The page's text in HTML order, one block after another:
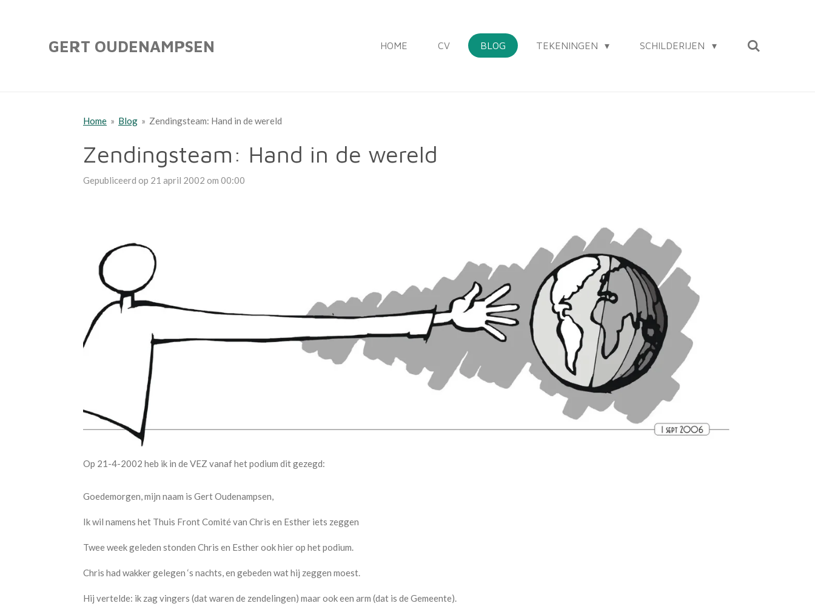
GERT OUDENAMPSEN HOME CV BLOG TEKENINGEN SCHILDERIJEN
Home » Blog » Zendingsteam: Hand in de wereld
Zendingsteam: Hand in de wereld
Gepubliceerd op 21 april 2002 om 00:00
Op 21-4-2002 heb ik in de VEZ vanaf het podium dit gezegd:
Goedemorgen, mijn naam is Gert Oudenampsen,
Ik wil namens het Thuis Front Comité van Chris en Esther iets zeggen
Twee week geleden stonden Chris en Esther ook hier op het podium.
Chris had wakker gelegen ‘s nachts, en gebeden wat hij zeggen moest.
Hij vertelde: ik zag vingers (dat waren de zendelingen) maar ook een arm (dat is de Gemeente).